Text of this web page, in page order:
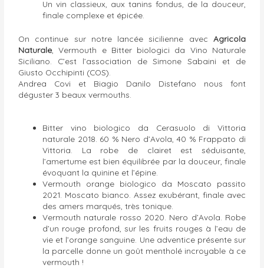
Un vin classieux, aux tanins fondus, de la douceur,
finale complexe et épicée.
On continue sur notre lancée sicilienne avec Agricola
Naturale , Vermouth e Bitter biologici da Vino Naturale
Siciliano. C’est l’association de Simone Sabaini et de
Giusto Occhipinti (COS).
Andrea Covi et Biagio Danilo Distefano nous font
déguster 3 beaux vermouths.
Bitter vino biologico da Cerasuolo di Vittoria
naturale 2018. 60 % Nero d’Avola, 40 % Frappato di
Vittoria. La robe de clairet est séduisante,
l’amertume est bien équilibrée par la douceur, finale
évoquant la quinine et l’épine.
Vermouth orange biologico da Moscato passito
2021. Moscato bianco. Assez exubérant, finale avec
des amers marqués, très tonique.
Vermouth naturale rosso 2020. Nero d’Avola. Robe
d’un rouge profond, sur les fruits rouges à l’eau de
vie et l’orange sanguine. Une adventice présente sur
la parcelle donne un goût mentholé incroyable à ce
vermouth !